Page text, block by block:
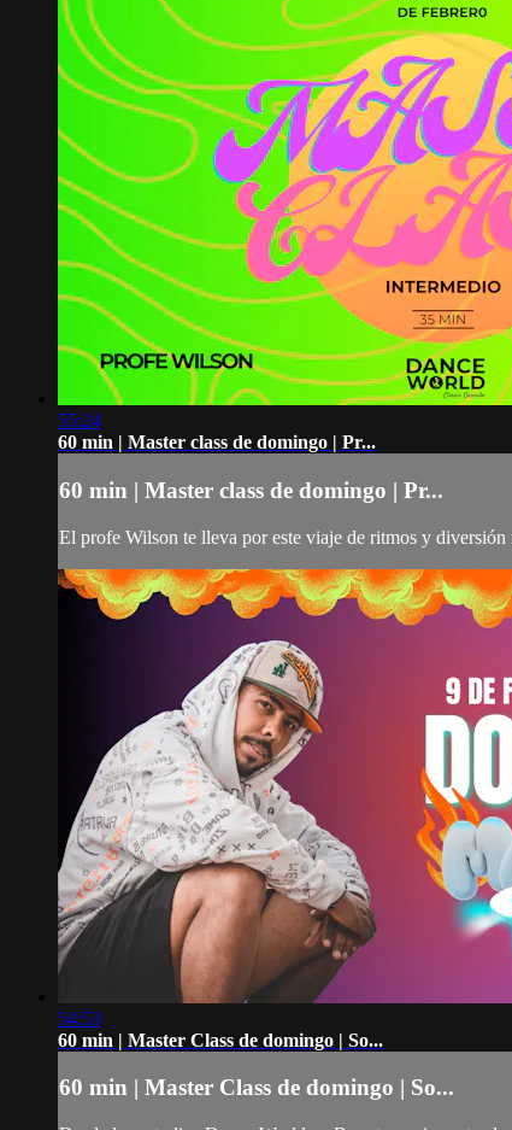
55:24
60 min | Master class de domingo | Pr...
60 min | Master class de domingo | Pr...
El profe Wilson te lleva por este viaje de ritmos y
54:53
60 min | Master Class de domingo | So...
60 min | Master Class de domingo | So...